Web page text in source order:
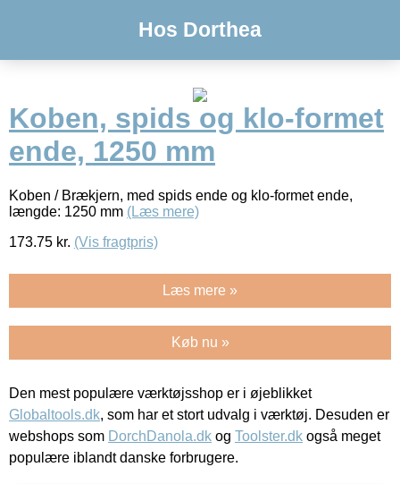
Hos Dorthea
Koben, spids og klo-formet
ende, 1250 mm
Koben / Brækjern, med spids ende og klo-formet ende,
længde: 1250 mm (Læs mere)
173.75 kr. (Vis fragtpris)
Læs mere »
Køb nu »
Den mest populære værktøjsshop er i øjeblikket
Globaltools.dk, som har et stort udvalg i værktøj. Desuden er
webshops som DorchDanola.dk og Toolster.dk også meget
populære iblandt danske forbrugere.